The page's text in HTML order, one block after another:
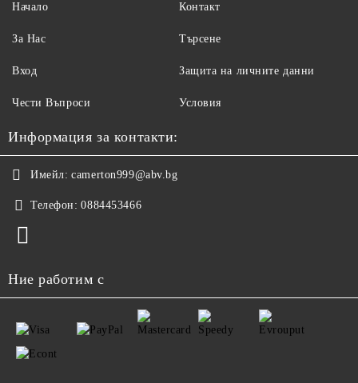
Начало
За Нас
Вход
Чести Въпроси
Контакт
Търсене
Защита на личните данни
Условия
Информация за контакти:
Имейл: camerton999@abv.bg
Телефон: 0884453466
Ние работим с